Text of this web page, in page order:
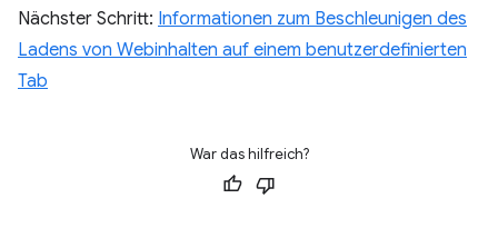
Nächster Schritt: Informationen zum Beschleunigen des
Ladens von Webinhalten auf einem benutzerdefinierten
Tab
War das hilfreich?